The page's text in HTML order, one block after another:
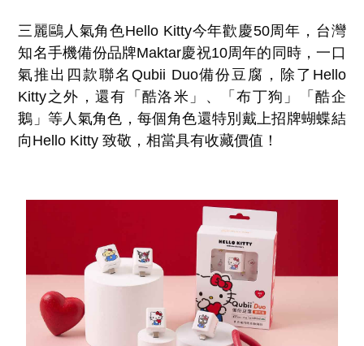
三麗鷗人氣角色Hello Kitty今年歡慶50周年，台灣
知名手機備份品牌Maktar慶祝10周年的同時，一口
氣推出四款聯名Qubii Duo備份豆腐，除了Hello
Kitty之外，還有「酷洛米」、「布丁狗」「酷企
鵝」等人氣角色，每個角色還特別戴上招牌蝴蝶結
向Hello Kitty 致敬，相當具有收藏價值！